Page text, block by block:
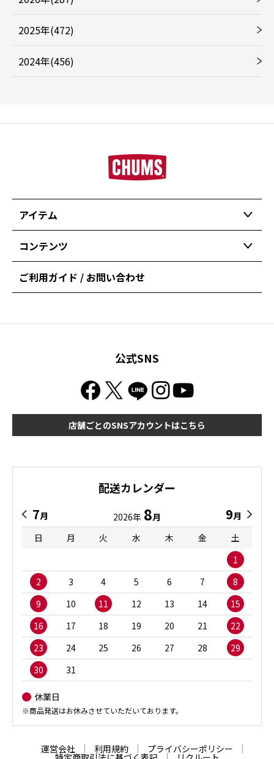
2025年(472)
2024年(456)
アイテム
コンテンツ
ご利用ガイド / お問い合わせ
公式SNS
店舗ごとのSNSアカウントはこちら
配送カレンダー
7月 2026年 8月 9月
日
月 火 水 木 金
土
1
2
3 4 5 6 7
8
9
10 11 12 13 14
15
16
17 18 19 20 21
22
23
24 25 26 27 28
29
30
31
休業日
※商品発送はお休みさせていただいております。
運営会社 利用規約 プライバシーポリシー